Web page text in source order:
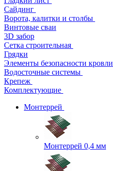
Сайдинг
Ворота, калитки и столбы
Винтовые сваи
3D забор
Сетка строительная
Грядки
Элементы безопасности кровли
Водосточные системы
Крепеж
Комплектующие
Монтеррей
Монтеррей 0,4 мм